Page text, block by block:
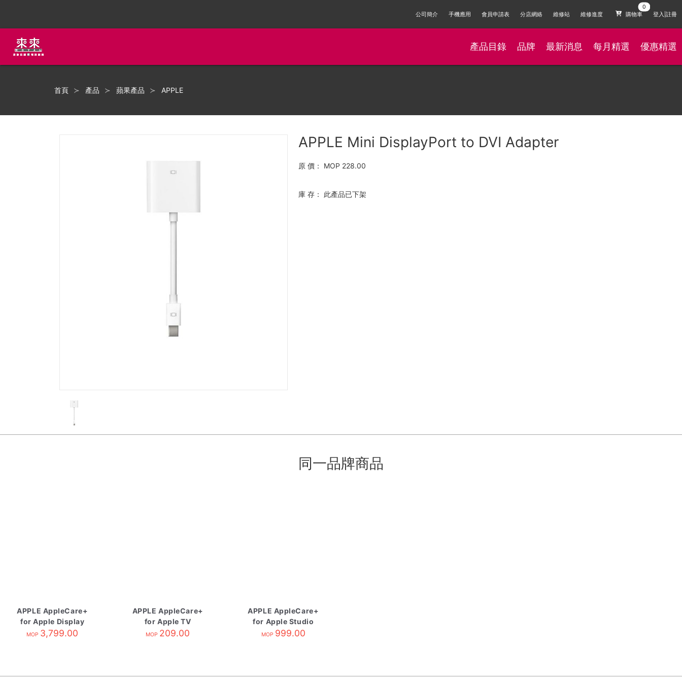
公司簡介 手機應用 會員申請表 分店網絡 維修站 維修進度 購物車 登入|註冊
產品目錄 品牌 最新消息 每月精選 優惠精選
首頁 產品 蘋果產品 APPLE
APPLE Mini DisplayPort to DVI Adapter
原 價： MOP 228.00
庫 存： 此產品已下架
同一品牌商品
APPLE AppleCare+
for Apple Display
MOP 3,799.00
APPLE AppleCare+
for Apple TV
MOP 209.00
APPLE AppleCare+
for Apple Studio
Display
MOP 999.00